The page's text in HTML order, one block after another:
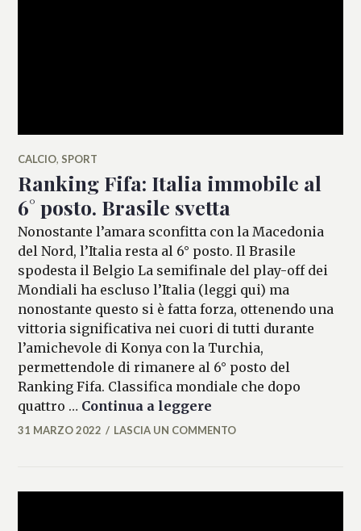
CALCIO, SPORT
Ranking Fifa: Italia immobile al
6° posto. Brasile svetta
Nonostante l’amara sconfitta con la Macedonia
del Nord, l’Italia resta al 6° posto. Il Brasile
spodesta il Belgio La semifinale del play-off dei
Mondiali ha escluso l’Italia (leggi qui) ma
nonostante questo si è fatta forza, ottenendo una
vittoria significativa nei cuori di tutti durante
l’amichevole di Konya con la Turchia,
permettendole di rimanere al 6° posto del
Ranking Fifa. Classifica mondiale che dopo
quattro … Continua a leggere
FEDERICO
31 MARZO 2022 LASCIA UN COMMENTO